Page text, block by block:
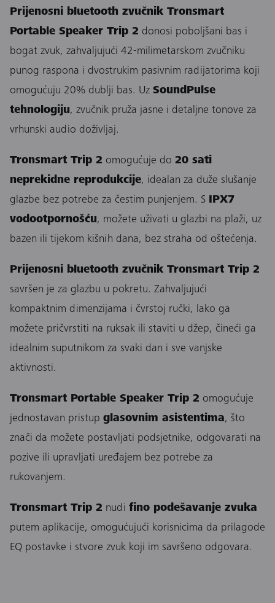
Prijenosni bluetooth zvučnik Tronsmart
Portable Speaker Trip 2 donosi poboljšani bas i
bogat zvuk, zahvaljujući 42-milimetarskom zvučniku
punog raspona i dvostrukim pasivnim radijatorima koji
omogućuju 20% dublji bas. Uz SoundPulse
tehnologiju, zvučnik pruža jasne i detaljne tonove za
vrhunski audio doživljaj.
Tronsmart Trip 2 omogućuje do 20 sati
neprekidne reprodukcije, idealan za duže slušanje
glazbe bez potrebe za čestim punjenjem. S IPX7
vodootpornošću, možete uživati u glazbi na plaži, uz
bazen ili tijekom kišnih dana, bez straha od oštećenja.
Prijenosni bluetooth zvučnik Tronsmart Trip 2
savršen je za glazbu u pokretu. Zahvaljujući
kompaktnim dimenzijama i čvrstoj ručki, lako ga
možete pričvrstiti na ruksak ili staviti u džep, čineći ga
idealnim suputnikom za svaki dan i sve vanjske
aktivnosti.
Tronsmart Portable Speaker Trip 2 omogućuje
jednostavan pristup glasovnim asistentima, što
znači da možete postavljati podsjetnike, odgovarati na
pozive ili upravljati uređajem bez potrebe za
rukovanjem.
Tronsmart Trip 2 nudi fino podešavanje zvuka
putem aplikacije, omogućujući korisnicima da prilagode
EQ postavke i stvore zvuk koji im savršeno odgovara.